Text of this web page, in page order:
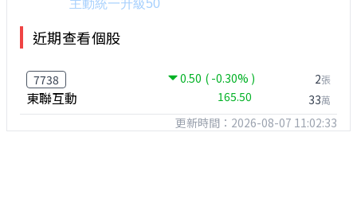
近期查看個股
7738 0.50 ( -0.30% )
東聯互動 165.50
2張
33萬
更新時間：2026-08-07 11:02:33